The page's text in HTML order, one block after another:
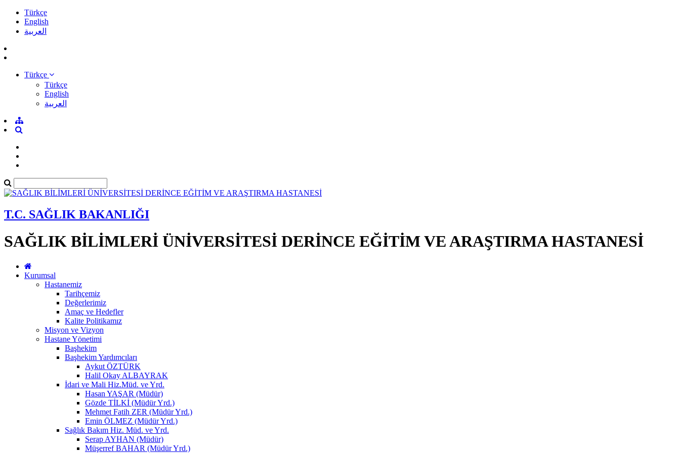
Türkçe
English
العربية
Türkçe
Türkçe
English
العربية
T.C. SAĞLIK BAKANLIĞI
SAĞLIK BİLİMLERİ ÜNİVERSİTESİ DERİNCE EĞİTİM VE ARAŞTIRMA HASTANESİ
Kurumsal
Hastanemiz
Tarihçemiz
Değerlerimiz
Amaç ve Hedefler
Kalite Politikamız
Misyon ve Vizyon
Hastane Yönetimi
Başhekim
Başhekim Yardımcıları
Aykut ÖZTÜRK
Halil Okay ALBAYRAK
İdari ve Mali Hiz.Müd. ve Yrd.
Hasan YAŞAR (Müdür)
Gözde TİLKİ (Müdür Yrd.)
Mehmet Fatih ZER (Müdür Yrd.)
Emin ÖLMEZ (Müdür Yrd.)
Sağlık Bakım Hiz. Müd. ve Yrd.
Serap AYHAN (Müdür)
Müşerref BAHAR (Müdür Yrd.)